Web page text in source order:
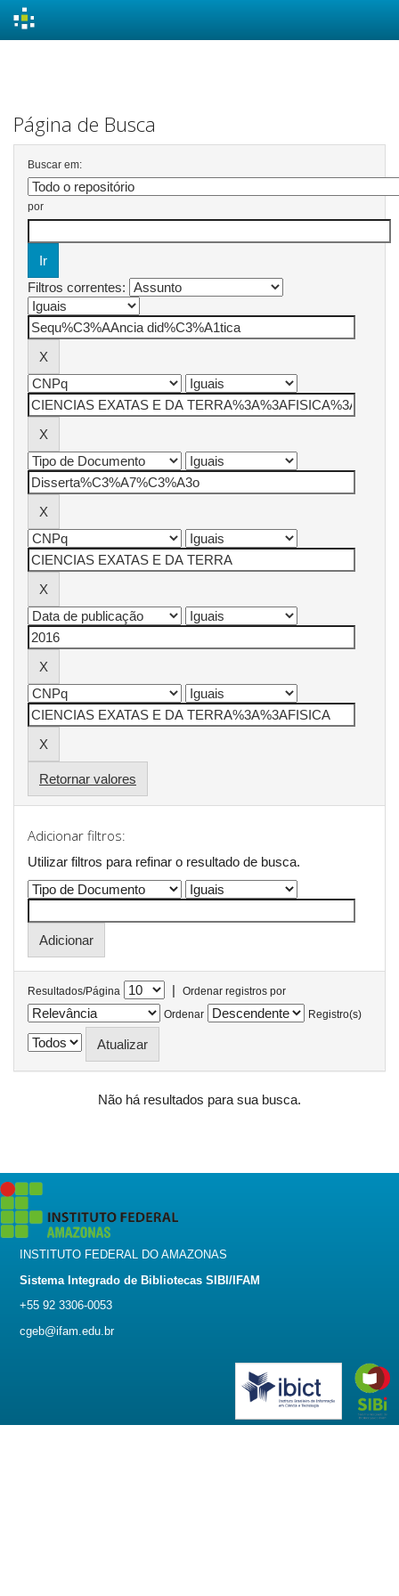
Página de Busca
Buscar em:
por
Filtros correntes:
Retornar valores
Adicionar filtros:
Utilizar filtros para refinar o resultado de busca.
Resultados/Página |
Ordenar registros por
Ordenar
Registro(s)
Não há resultados para sua busca.
INSTITUTO FEDERAL DO AMAZONAS
Sistema Integrado de Bibliotecas SIBI/IFAM
+55 92 3306-0053
cgeb@ifam.edu.br